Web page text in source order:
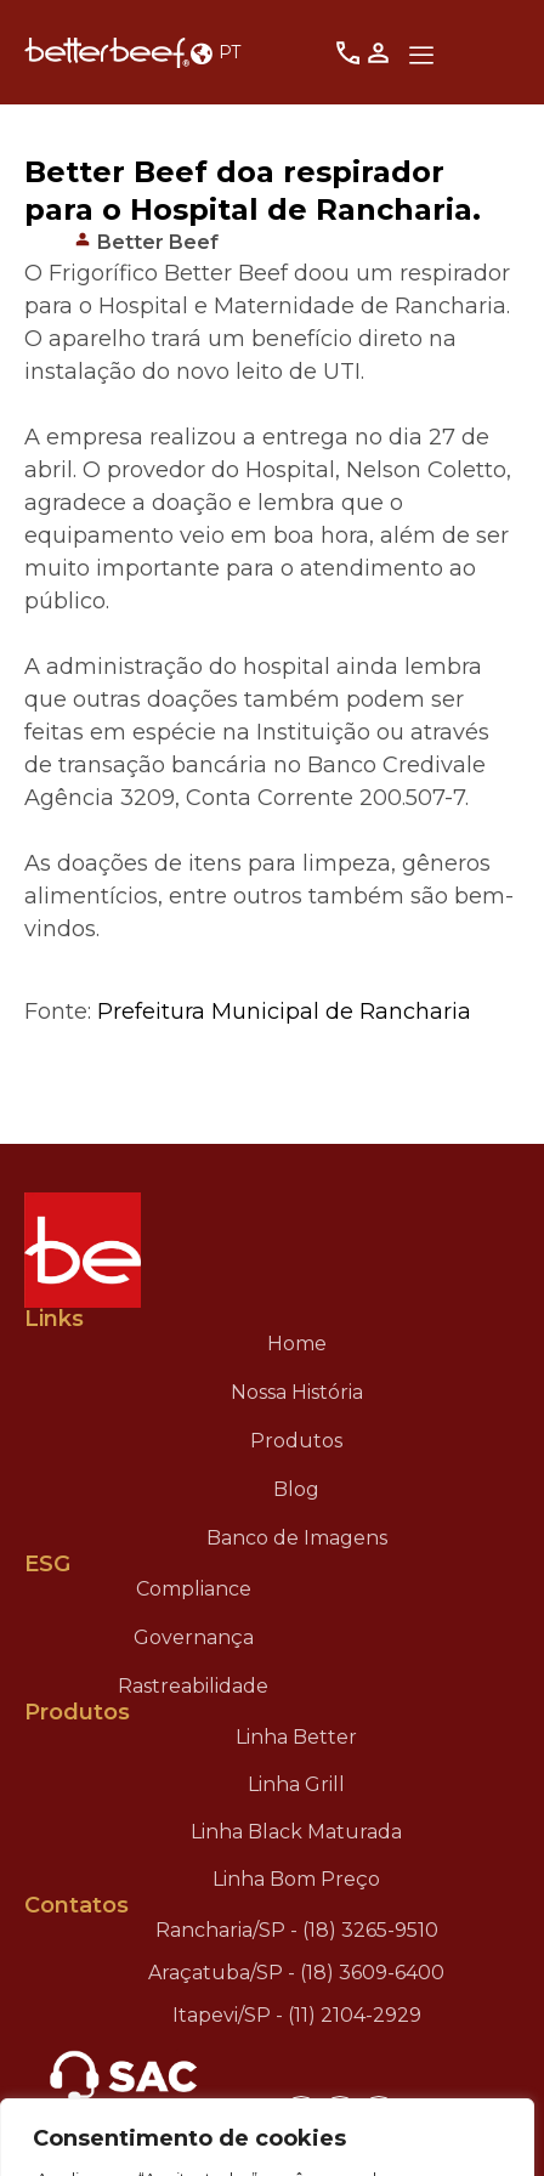
Consentimento de cookies
PT
Better Beef doa respirador
para o Hospital de Rancharia.
Better Beef
O Frigorífico Better Beef doou um respirador
para o Hospital e Maternidade de Rancharia.
O aparelho trará um benefício direto na
instalação do novo leito de UTI.
A empresa realizou a entrega no dia 27 de
abril. O provedor do Hospital, Nelson Coletto,
agradece a doação e lembra que o
equipamento veio em boa hora, além de ser
muito importante para o atendimento ao
público.
A administração do hospital ainda lembra
que outras doações também podem ser
feitas em espécie na Instituição ou através
de transação bancária no Banco Credivale
Agência 3209, Conta Corrente 200.507-7.
As doações de itens para limpeza, gêneros
alimentícios, entre outros também são bem-
vindos.
Fonte: Prefeitura Municipal de Rancharia
Links
Home
Nossa História
Produtos
Blog
Banco de Imagens
ESG
Compliance
Governança
Rastreabilidade
Produtos
Linha Better
Linha Grill
Linha Black Maturada
Linha Bom Preço
Contatos
Rancharia/SP - (18) 3265-9510
Araçatuba/SP - (18) 3609-6400
Itapevi/SP - (11) 2104-2929